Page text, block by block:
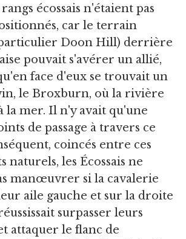
écossais n'étaient pas
car le terrain
Doon Hill) derrière
pouvait s'avérer un allié,
face d'eux se trouvait un
le Broxburn, où la rivière
la mer. Il n'y avait qu'une
de passage à travers ce
coincés entre ces
naturels, les Écossais ne
manœuvrer si la cavalerie
aile gauche et sur la droite
surpasser leurs
attaquer le flanc de